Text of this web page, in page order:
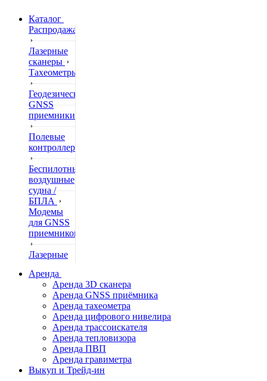
Каталог
Распродажа
Лазерные
сканеры
Тахеометры
Геодезические
GNSS
приемники
Полевые
контроллеры
Беспилотные
воздушные
судна /
БПЛА
Модемы
для GNSS
приемников
Лазерные
Нивелиры
Теодолиты
Трассоискатели
Неразрушающий
контроль
Аксессуары
Аренда
Аренда 3D сканера
Аренда GNSS приёмника
Аренда тахеометра
Аренда цифрового нивелира
Аренда трассоискателя
Аренда тепловизора
Аренда ПВП
Аренда гравиметра
Выкуп и Трейд-ин